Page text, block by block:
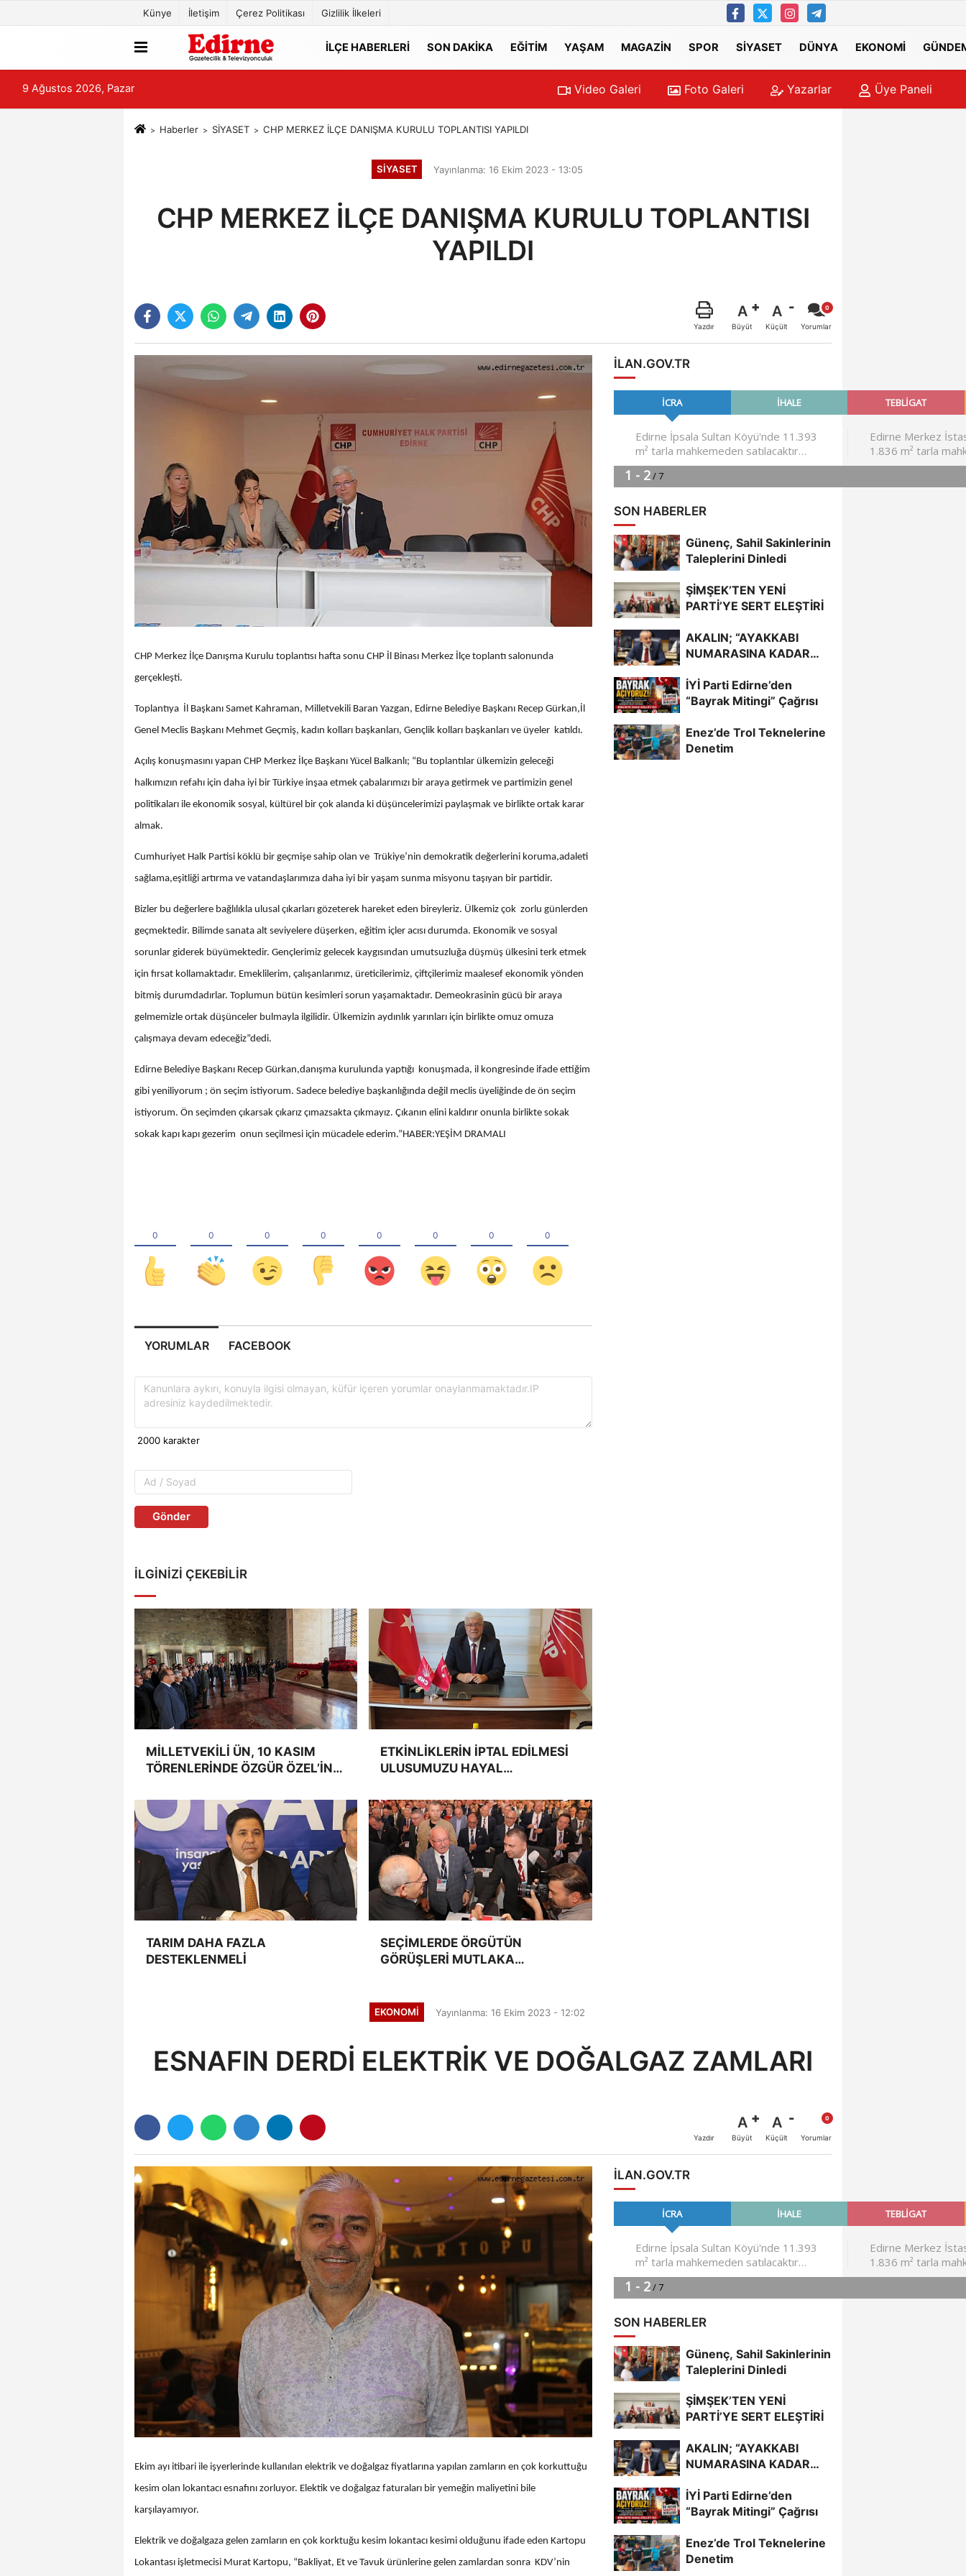
Künye İletişim Çerez Politikası Gizlilik İlkeleri
İLÇE HABERLERİ SON DAKİKA EĞİTİM YAŞAM MAGAZİN SPOR SİYASET DÜNYA EKONOMİ
9 Ağustos 2026, Pazar Video Galeri Foto Galeri Yazarlar Üye Paneli
Haberler SİYASET CHP MERKEZ İLÇE DANIŞMA KURULU TOPLANTISI YAPILDI
SİYASET Yayınlanma: 16 Ekim 2023 - 13:05
CHP MERKEZ İLÇE DANIŞMA KURULU TOPLANTISI
YAPILDI
Yazdır
A
Büyüt
A
Küçült Yorumlar
CHP Merkez İlçe Danışma Kurulu toplantısı hafta sonu CHP İl Binası Merkez İlçe toplantı salonunda
gerçekleşti.
Toplantıya İl Başkanı Samet Kahraman, Milletvekili Baran Yazgan, Edirne Belediye Başkanı Recep Gürkan,İl
Genel Meclis Başkanı Mehmet Geçmiş, kadın kolları başkanları, Gençlik kolları başkanları ve üyeler katıldı.
Açılış konuşmasını yapan CHP Merkez İlçe Başkanı Yücel Balkanlı; “Bu toplantılar ülkemizin geleceği
halkımızın refahı için daha iyi bir Türkiye inşaa etmek çabalarımızı bir araya getirmek ve partimizin genel
politikaları ile ekonomik sosyal, kültürel bir çok alanda ki düşüncelerimizi paylaşmak ve birlikte ortak karar
almak.
Cumhuriyet Halk Partisi köklü bir geçmişe sahip olan ve Trükiye’nin demokratik değerlerini koruma,adaleti
sağlama,eşitliği artırma ve vatandaşlarımıza daha iyi bir yaşam sunma misyonu taşıyan bir partidir.
Bizler bu değerlere bağlılıkla ulusal çıkarları gözeterek hareket eden bireyleriz. Ülkemiz çok zorlu günlerden
geçmektedir. Bilimde sanata alt seviyelere düşerken, eğitim içler acısı durumda. Ekonomik ve sosyal
sorunlar giderek büyümektedir. Gençlerimiz gelecek kaygısından umutsuzluğa düşmüş ülkesini terk etmek
için fırsat kollamaktadır. Emeklilerim, çalışanlarımız, üreticilerimiz, çiftçilerimiz maalesef ekonomik yönden
bitmiş durumdadırlar. Toplumun bütün kesimleri sorun yaşamaktadır. Demeokrasinin gücü bir araya
gelmemizle ortak düşünceler bulmayla ilgilidir. Ülkemizin aydınlık yarınları için birlikte omuz omuza
çalışmaya devam edeceğiz”dedi.
Edirne Belediye Başkanı Recep Gürkan,danışma kurulunda yaptığı konuşmada, il kongresinde ifade ettiğim
gibi yeniliyorum ; ön seçim istiyorum. Sadece belediye başkanlığında değil meclis üyeliğinde de ön seçim
istiyorum. Ön seçimden çıkarsak çıkarız çımazsakta çıkmayız. Çıkanın elini kaldırır onunla birlikte sokak
sokak kapı kapı gezerim onun seçilmesi için mücadele ederim.”HABER:YEŞİM DRAMALI
YORUMLAR FACEBOOK
Gönder
İLGINIZI ÇEKEBILIR
MİLLETVEKİLİ ÜN, 10 KASIM
TÖRENLERİNDE ÖZGÜR ÖZEL’İN
ETKİNLİKLERİN İPTAL EDİLMESİ
ULUSUMUZU HAYAL
TARIM DAHA FAZLA
DESTEKLENMELİ
SEÇİMLERDE ÖRGÜTÜN
GÖRÜŞLERİ MUTLAKA
ILAN.GOV.TR
SON HABERLER
Günenç, Sahil Sakinlerinin
Taleplerini Dinledi
ŞİMŞEK’TEN YENİ
PARTİ’YE SERT ELEŞTİRİ
AKALIN; “AYAKKABI
NUMARASINA KADAR
ADRESİNİ Mİ
UNUTTUNUZ?”
İYİ Parti Edirne’den
“Bayrak Mitingi” Çağrısı
Enez’de Trol Teknelerine
Denetim
EKONOMİ Yayınlanma: 16 Ekim 2023 - 12:02
ESNAFIN DERDİ ELEKTRİK VE DOĞALGAZ ZAMLARI
Yazdır
A
Büyüt
A
Küçült Yorumlar
Ekim ayı itibari ile işyerlerinde kullanılan elektrik ve doğalgaz fiyatlarına yapılan zamların en çok korkuttuğu
kesim olan lokantacı esnafını zorluyor. Elektik ve doğalgaz faturaları bir yemeğin maliyetini bile
karşılayamıyor.
Elektrik ve doğalgaza gelen zamların en çok korktuğu kesim lokantacı kesimi olduğunu ifade eden Kartopu
Lokantası işletmecisi Murat Kartopu, “Bakliyat, Et ve Tavuk ürünlerine gelen zamlardan sonra KDV’nin
ILAN.GOV.TR
SON HABERLER
Günenç, Sahil Sakinlerinin
Taleplerini Dinledi
ŞİMŞEK’TEN YENİ
PARTİ’YE SERT ELEŞTİRİ
AKALIN; “AYAKKABI
NUMARASINA KADAR
ADRESİNİ Mİ
UNUTTUNUZ?”
İYİ Parti Edirne’den
“Bayrak Mitingi” Çağrısı
Enez’de Trol Teknelerine
Denetim